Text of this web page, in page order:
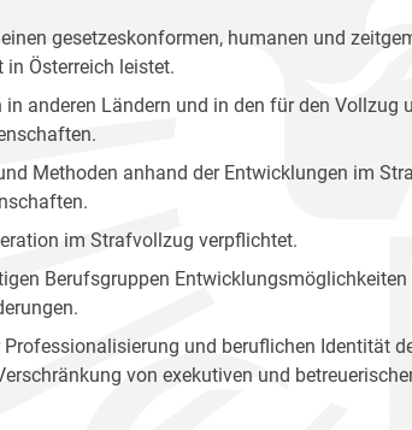
gesetzeskonformen, humanen und
Österreich leistet.
anderen Ländern und in den für den Vollzug
Methoden anhand der Entwicklungen im
im Strafvollzug verpflichtet.
Berufsgruppen Entwicklungsmöglichkeiten
und beruflichen Identität
von exekutiven und